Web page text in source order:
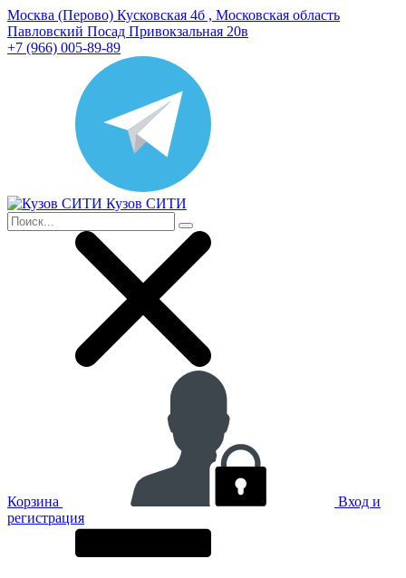
Москва (Перово) Кусковская 4б , Московская область
Павловский Посад Привокзальная 20в
+7 (966) 005-89-89
Кузов СИТИ
Корзина
Вход и
регистрация